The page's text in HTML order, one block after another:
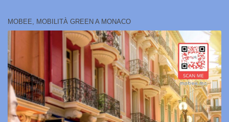
MOBEE, MOBILITÀ GREEN A MONACO